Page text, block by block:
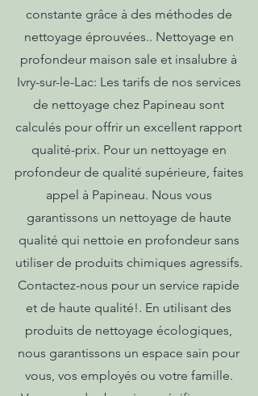
constante grâce à des méthodes de
nettoyage éprouvées.. Nettoyage en
profondeur maison sale et insalubre à
Ivry-sur-le-Lac: Les tarifs de nos services
de nettoyage chez Papineau sont
calculés pour offrir un excellent rapport
qualité-prix. Pour un nettoyage en
profondeur de qualité supérieure, faites
appel à Papineau. Nous vous
garantissons un nettoyage de haute
qualité qui nettoie en profondeur sans
utiliser de produits chimiques agressifs.
Contactez-nous pour un service rapide
et de haute qualité!. En utilisant des
produits de nettoyage écologiques,
nous garantissons un espace sain pour
vous, vos employés ou votre famille.